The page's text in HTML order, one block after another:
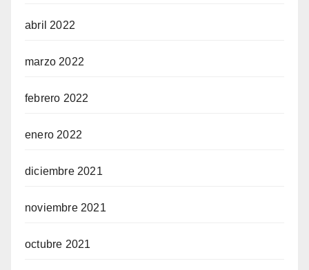
abril 2022
marzo 2022
febrero 2022
enero 2022
diciembre 2021
noviembre 2021
octubre 2021